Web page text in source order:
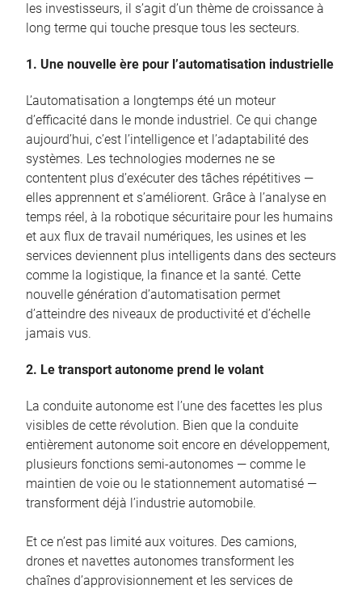
les investisseurs, il s’agit d’un thème de croissance à
long terme qui touche presque tous les secteurs.
1. Une nouvelle ère pour l’automatisation industrielle
L’automatisation a longtemps été un moteur
d’efficacité dans le monde industriel. Ce qui change
aujourd’hui, c’est l’intelligence et l’adaptabilité des
systèmes. Les technologies modernes ne se
contentent plus d’exécuter des tâches répétitives —
elles apprennent et s’améliorent. Grâce à l’analyse en
temps réel, à la robotique sécuritaire pour les humains
et aux flux de travail numériques, les usines et les
services deviennent plus intelligents dans des secteurs
comme la logistique, la finance et la santé. Cette
nouvelle génération d’automatisation permet
d’atteindre des niveaux de productivité et d’échelle
jamais vus.
2. Le transport autonome prend le volant
La conduite autonome est l’une des facettes les plus
visibles de cette révolution. Bien que la conduite
entièrement autonome soit encore en développement,
plusieurs fonctions semi-autonomes — comme le
maintien de voie ou le stationnement automatisé —
transforment déjà l’industrie automobile.
Et ce n’est pas limité aux voitures. Des camions,
drones et navettes autonomes transforment les
chaînes d’approvisionnement et les services de